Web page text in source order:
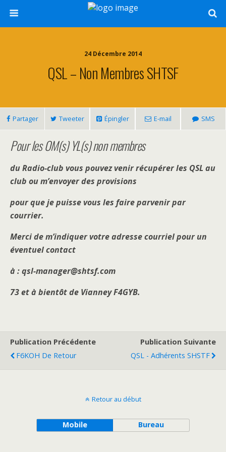
24 Décembre 2014
QSL – Non Membres SHTSF
Partager Tweeter Épingler E-mail SMS
Pour les OM(s) YL(s) non membres
du Radio-club vous pouvez venir récupérer les QSL au
club ou m’envoyer des provisions
pour que je puisse vous les faire parvenir par
courrier.
Merci de m’indiquer votre adresse courriel pour un
éventuel contact
à :qsl-manager@shtsf.com
73 et à bientôt de Vianney F4GYB.
Publication Précédente
F6KOH De Retour
Publication Suivante
QSL - Adhérents SHSTF
Retour au début
Mobile Bureau